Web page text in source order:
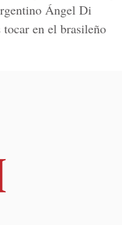
Ángel Di
en el brasileño